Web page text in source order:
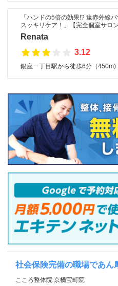
「ハンドの5倍の効果!? 遠赤外線
スッキリケア！」【完全個室サロン
Renata
3.12
銀座一丁目駅から徒歩6分（450m)
社会保険完備の職場であん
こころ整体院 京橋宝町院